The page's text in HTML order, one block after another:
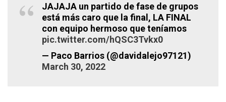
JAJAJA un partido de fase de grupos
está más caro que la final, LA FINAL
con equipo hermoso que teníamos
pic.twitter.com/hQSC3Tvkx0
— Paco Barrios (@davidalejo97121)
March 30, 2022